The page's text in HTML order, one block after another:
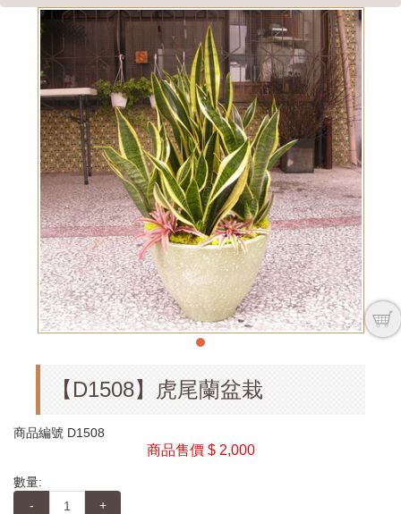
【D1508】虎尾蘭盆栽
商品編號 D1508
商品售價 $ 2,000
數量:
-
+